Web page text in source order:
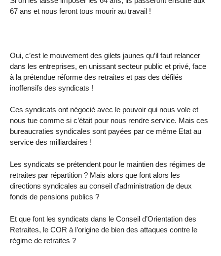
67 ans et nous feront tous mourir au travail !
Oui, c’est le mouvement des gilets jaunes qu’il faut relancer
dans les entreprises, en unissant secteur public et privé, face
à la prétendue réforme des retraites et pas des défilés
inoffensifs des syndicats !
Ces syndicats ont négocié avec le pouvoir qui nous vole et
nous tue comme si c’était pour nous rendre service. Mais ces
bureaucraties syndicales sont payées par ce même Etat au
service des milliardaires !
Les syndicats se prétendent pour le maintien des régimes de
retraites par répartition ? Mais alors que font alors les
directions syndicales au conseil d’administration de deux
fonds de pensions publics ?
Et que font les syndicats dans le Conseil d’Orientation des
Retraites, le COR à l’origine de bien des attaques contre le
régime de retraites ?